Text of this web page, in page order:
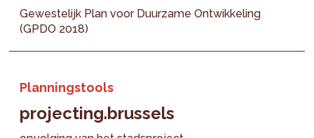
Gewestelijk Plan voor Duurzame Ontwikkeling
(GPDO 2018)
Planningstools
projecting.brussels